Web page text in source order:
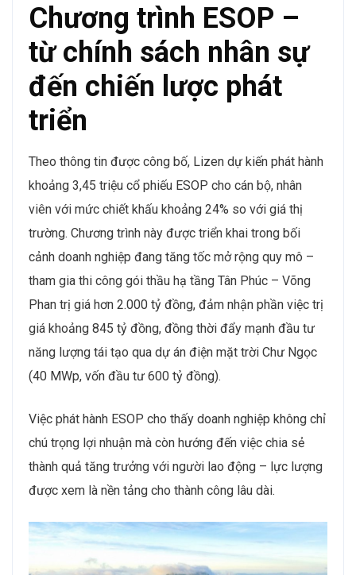
Chương trình ESOP –
từ chính sách nhân sự
đến chiến lược phát
triển
Theo thông tin được công bố, Lizen dự kiến phát hành
khoảng 3,45 triệu cổ phiếu ESOP cho cán bộ, nhân
viên với mức chiết khấu khoảng 24% so với giá thị
trường. Chương trình này được triển khai trong bối
cảnh doanh nghiệp đang tăng tốc mở rộng quy mô –
tham gia thi công gói thầu hạ tầng Tân Phúc – Võng
Phan trị giá hơn 2.000 tỷ đồng, đảm nhận phần việc trị
giá khoảng 845 tỷ đồng, đồng thời đẩy mạnh đầu tư
năng lượng tái tạo qua dự án điện mặt trời Chư Ngọc
(40 MWp, vốn đầu tư 600 tỷ đồng).
Việc phát hành ESOP cho thấy doanh nghiệp không chỉ
chú trọng lợi nhuận mà còn hướng đến việc chia sẻ
thành quả tăng trưởng với người lao động – lực lượng
được xem là nền tảng cho thành công lâu dài.